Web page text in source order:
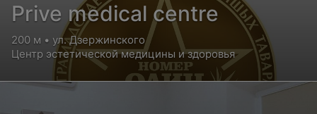
Prive medical centre
200 м • ул. Дзержинского
Центр эстетической медицины и здоровья